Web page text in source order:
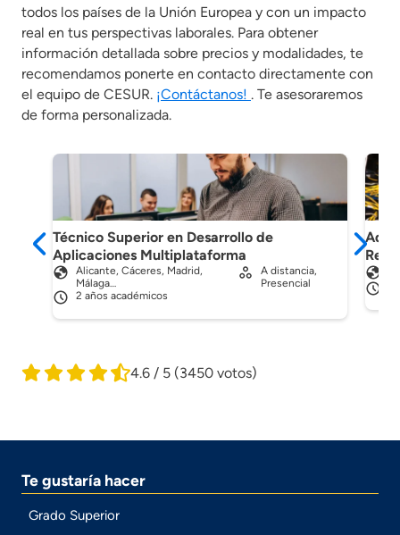
todos los países de la Unión Europea y con un impacto
real en tus perspectivas laborales. Para obtener
información detallada sobre precios y modalidades, te
recomendamos ponerte en contacto directamente con
el equipo de CESUR. ¡Contáctanos! . Te asesoraremos
de forma personalizada.
Técnico Superior en Desarrollo de
Aplicaciones Multiplataforma
Alicante, Cáceres, Madrid,
Málaga…
2 años académicos
A distancia,
Presencial
Red
4.6 / 5 (3450 votos)
Te gustaría hacer
Grado Superior